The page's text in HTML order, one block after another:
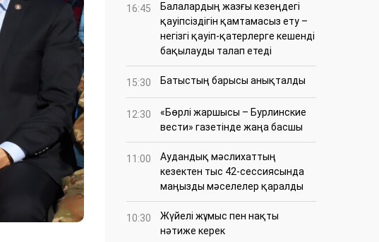
16:45
Балалардың жазғы кезеңдегі
қауіпсіздігін қамтамасыз ету –
негізгі қауіп-қатерлерге кешенді
бақылауды талап етеді
15:30 Батыстың барысы анықталды
12:30
«Бөрлі жаршысы – Бурлинские
вести» газетінде жаңа басшы
11:00
Аудандық мәслихаттың
кезектен тыс 42-сессиясында
маңызды мәселелер қаралды
10:30
Жүйелі жұмыс пен нақты
нәтиже керек